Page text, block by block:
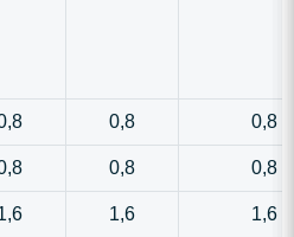
0,8 0,8
0,8 0,8
1,6 1,6